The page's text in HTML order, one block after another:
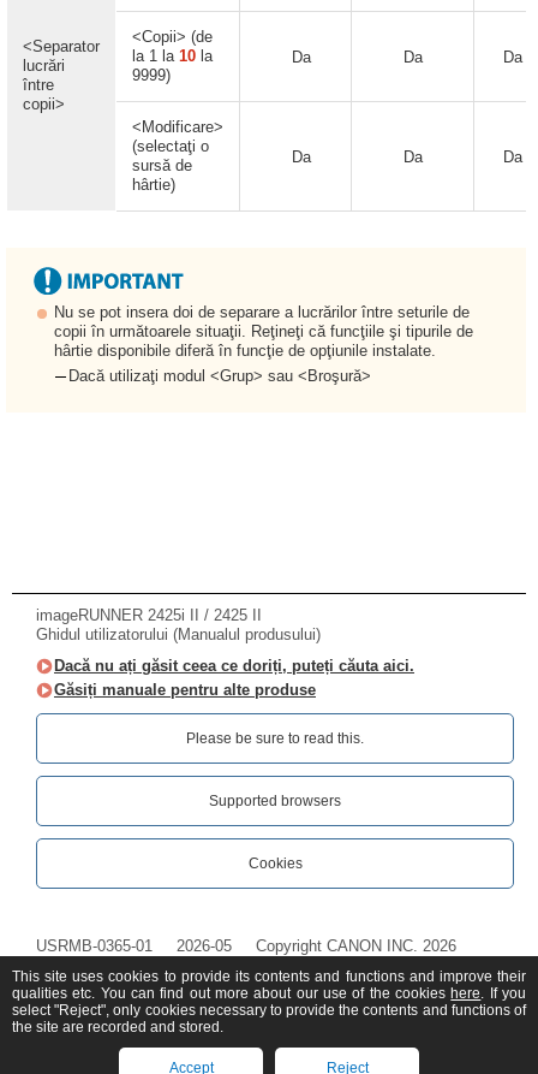
<Separator
lucrări
între
copii>
<Copii> (de
la 1 la 10 la
9999)
Da Da Da
<Modificare>
(selectaţi o
sursă de
hârtie)
Da Da Da
Nu se pot insera doi de separare a lucrărilor între seturile de
copii în următoarele situaţii. Reţineţi că funcţiile şi tipurile de
hârtie disponibile diferă în funcţie de opţiunile instalate.
Dacă utilizaţi modul <Grup> sau <Broşură>
imageRUNNER 2425i II / 2425 II
Ghidul utilizatorului (Manualul produsului)
Dacă nu ați găsit ceea ce doriți, puteți căuta aici.
Găsiți manuale pentru alte produse
Please be sure to read this.‎
Supported browsers
Cookies
USRMB-0365-01 2026-05 Copyright CANON INC. 2026
This site uses cookies to provide its contents and functions and improve their
qualities etc. You can find out more about our use of the cookies here. If you
select "Reject", only cookies necessary to provide the contents and functions of
the site are recorded and stored.
Accept Reject